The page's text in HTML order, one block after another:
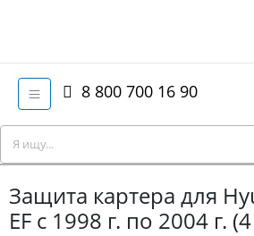
8 800 700 16 90
Защита картера для
EF с 1998 г. по 2004 г.